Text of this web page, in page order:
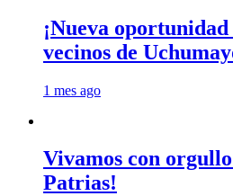
¡Nueva
vecinos de
1 mes ago
Vivamos con
Patrias!